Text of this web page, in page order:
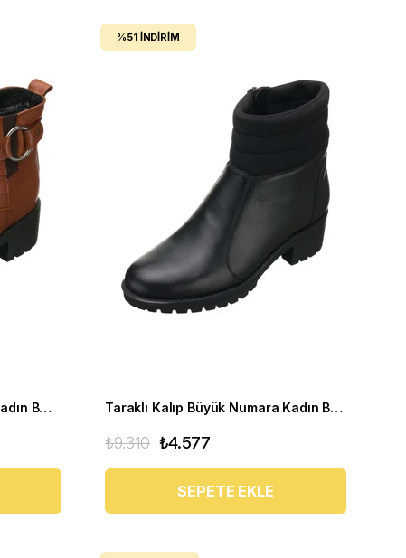
Taraklı Büyük Numara Deri Kadın BOT YSM26 Taba Taraklı Kalıp Büyük Numara Kadın BOT Ysm14 Siyah
₺4.577
₺9.310
SEPETE EKLE
%51 İNDIRIM